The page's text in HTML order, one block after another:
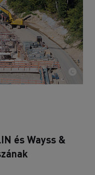
és Wayss &